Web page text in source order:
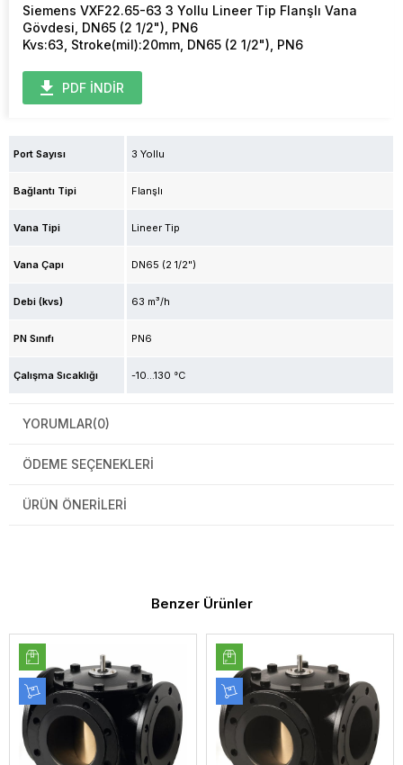
Siemens VXF22.65-63 3 Yollu Lineer Tip Flanşlı Vana
Gövdesi, DN65 (2 1/2"), PN6
Kvs:63, Stroke(mil):20mm, DN65 (2 1/2"), PN6
PDF İNDİR
Port Sayısı 3 Yollu
Bağlantı Tipi Flanşlı
Vana Tipi Lineer Tip
Vana Çapı DN65 (2 1/2")
Debi (kvs) 63 m³/h
PN Sınıfı PN6
Çalışma Sıcaklığı -10...130 °C
YORUMLAR(0)
ÖDEME SEÇENEKLERI
ÜRÜN ÖNERILERI
Benzer Ürünler